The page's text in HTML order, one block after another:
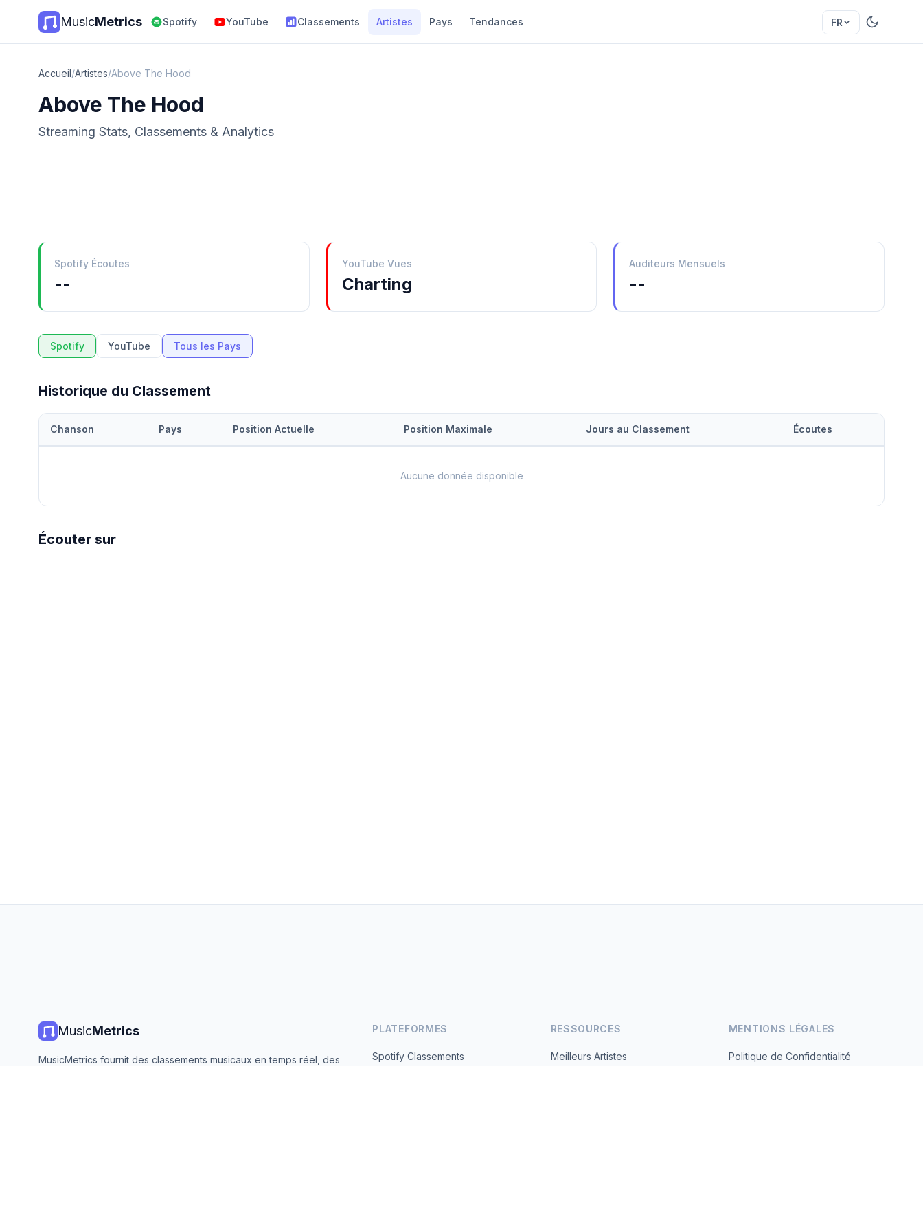
MusicMetrics Spotify YouTube Classements Artistes Pays Tendances FR
Accueil/Artistes/Above The Hood
Above The Hood
Streaming Stats, Classements & Analytics
Spotify Écoutes
--
YouTube Vues
Charting
Auditeurs Mensuels
--
Spotify YouTube Tous les Pays
Historique du Classement
Chanson Pays Position Actuelle Position Maximale Jours au Classement Écoutes
Aucune donnée disponible
Écouter sur
MusicMetrics
MusicMetrics fournit des classements musicaux en temps réel, des
PLATEFORMES
Spotify Classements
RESSOURCES
Meilleurs Artistes
MENTIONS LÉGALES
Politique de Confidentialité